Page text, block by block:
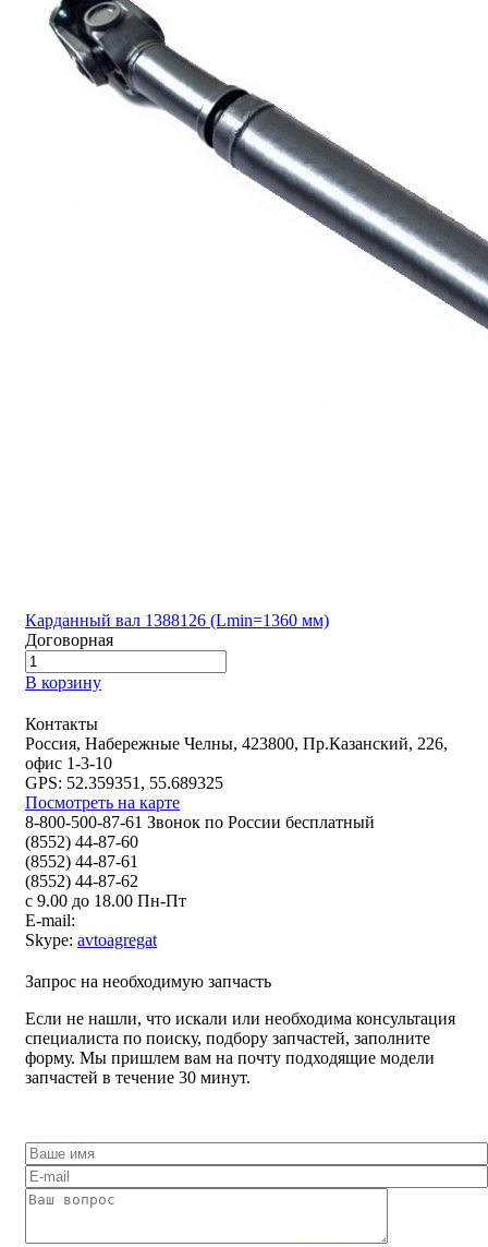
Карданный вал 1388126 (Lmin=1360 мм)
Договорная
В корзину
Контакты
Россия, Набережные Челны, 423800, Пр.Казанский, 226,
офис 1-3-10
GPS: 52.359351, 55.689325
Посмотреть на карте
8-800-500-87-61 Звонок по России бесплатный
(8552) 44-87-60
(8552) 44-87-61
(8552) 44-87-62
с 9.00 до 18.00 Пн-Пт
E-mail:
Skype: avtoagregat
Запрос на необходимую запчасть
Если не нашли, что искали или необходима консультация
специалиста по поиску, подбору запчастей, заполните
форму. Мы пришлем вам на почту подходящие модели
запчастей в течение 30 минут.